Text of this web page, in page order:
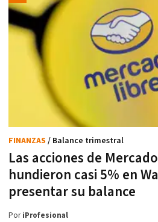
Las acciones de
hundieron casi 5% en
presentar su balance
FINANZAS / Balance trimestral
PoriProfesional